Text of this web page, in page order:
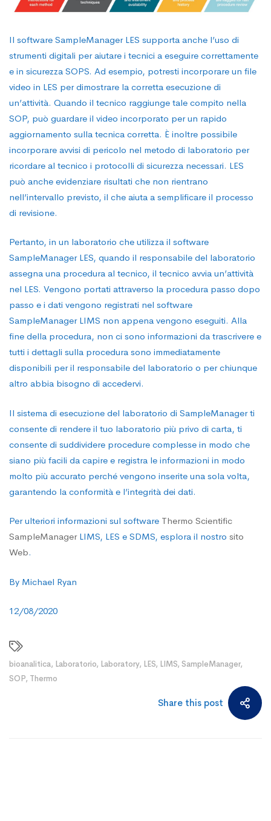
Il software SampleManager LES supporta anche l’uso di
strumenti digitali per aiutare i tecnici a eseguire correttamente
e in sicurezza SOPS. Ad esempio, potresti incorporare un file
video in LES per dimostrare la corretta esecuzione di
un’attività. Quando il tecnico raggiunge tale compito nella
SOP, può guardare il video incorporato per un rapido
aggiornamento sulla tecnica corretta. È inoltre possibile
incorporare avvisi di pericolo nel metodo di laboratorio per
ricordare al tecnico i protocolli di sicurezza necessari. LES
può anche evidenziare risultati che non rientrano
nell’intervallo previsto, il che aiuta a semplificare il processo
di revisione.
Pertanto, in un laboratorio che utilizza il software
SampleManager LES, quando il responsabile del laboratorio
assegna una procedura al tecnico, il tecnico avvia un’attività
nel LES. Vengono portati attraverso la procedura passo dopo
passo e i dati vengono registrati nel software
SampleManager LIMS non appena vengono eseguiti. Alla
fine della procedura, non ci sono informazioni da trascrivere e
tutti i dettagli sulla procedura sono immediatamente
disponibili per il responsabile del laboratorio o per chiunque
altro abbia bisogno di accedervi.
Il sistema di esecuzione del laboratorio di SampleManager ti
consente di rendere il tuo laboratorio più privo di carta, ti
consente di suddividere procedure complesse in modo che
siano più facili da capire e registra le informazioni in modo
molto più accurato perché vengono inserite una sola volta,
garantendo la conformità e l’integrità dei dati.
Per ulteriori informazioni sul software Thermo Scientific
SampleManagerLIMS, LES e SDMS, esplora il nostro sito
Web.
By Michael Ryan
12/08/2020
bioanalitica, Laboratorio, Laboratory, LES, LIMS, SampleManager,
SOP, Thermo
Share this post